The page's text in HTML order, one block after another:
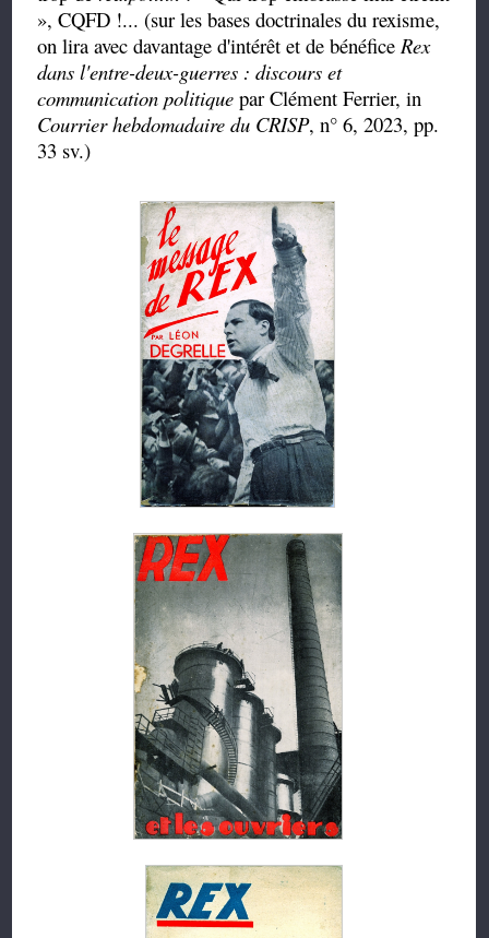
», CQFD !... (sur les bases doctrinales du rexisme,
on lira avec davantage d'intérêt et de bénéfice Rex
dans l'entre-deux-guerres : discours et
communication politique par Clément Ferrier, in
Courrier hebdomadaire du CRISP, n° 6, 2023, pp.
33 sv.)